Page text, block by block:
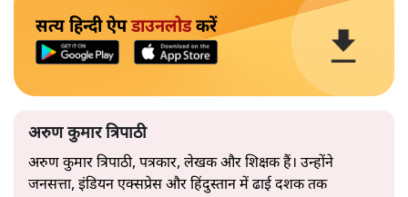
सत्य हिन्दी ऐपडाउनलोडकरें
अरुण कुमार त्रिपाठी
अरुण कुमार त्रिपाठी, पत्रकार, लेखक और शिक्षक हैं। उन्होंने
जनसत्ता, इंडियन एक्सप्रेस और हिंदुस्तान में ढाई दशक तक